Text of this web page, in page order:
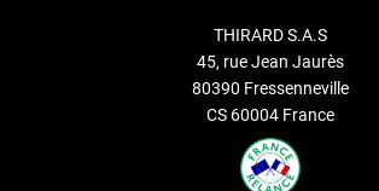
THIRARD S.A.S
45, rue Jean Jaurès
80390 Fressenneville
CS 60004 France